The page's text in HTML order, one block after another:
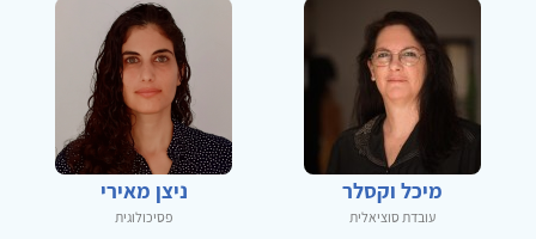
מיכל וקסלר
עובדת סוציאלית
ניצן מאירי
פסיכולוגית